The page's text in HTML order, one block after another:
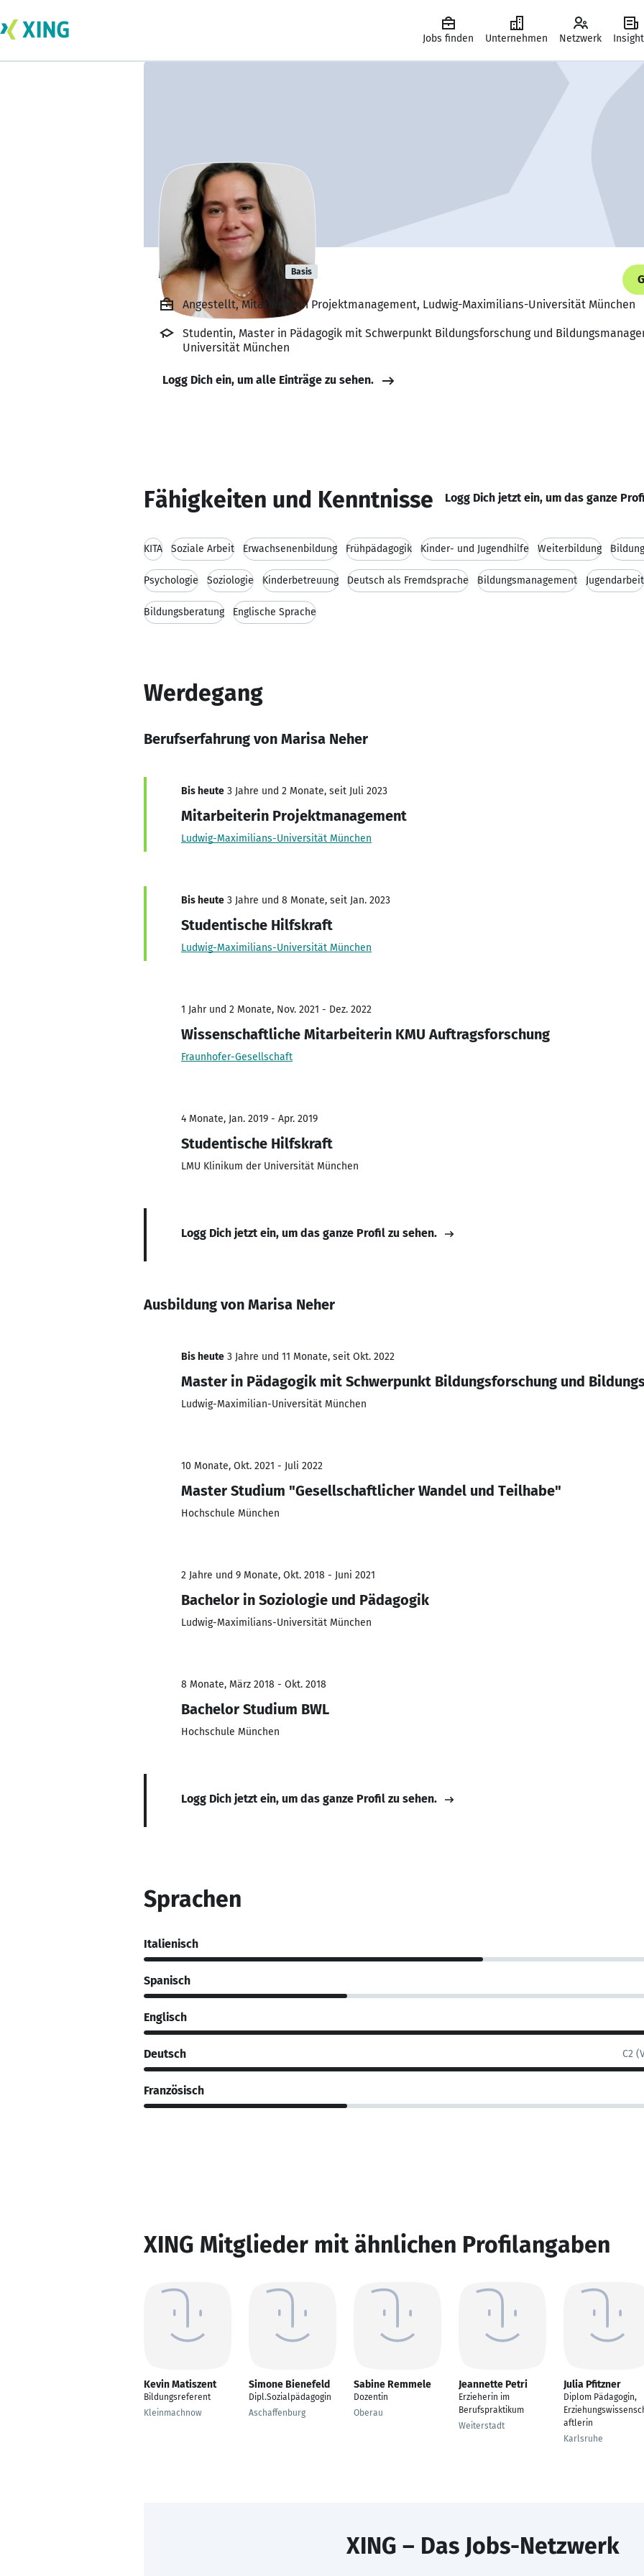
Jobs finden Unternehmen Netzwerk
Marisa Neher Basis
Angestellt, Mitarbeiterin Projektmanagement, Ludwig-Maximilians-Universität München
Studentin, Master in Pädagogik mit Schwerpunkt Bildungsforschung und
Universität München
Logg Dich ein, um alle Einträge zu sehen.
Fähigkeiten und Kenntnisse Logg Dich jetzt ein, um das ganze
KITA Soziale Arbeit Erwachsenenbildung Frühpädagogik Kinder- und Jugendhilfe Weiterbildung
Psychologie Soziologie Kinderbetreuung Deutsch als Fremdsprache Bildungsmanagement Jugendarbeit
Bildungsberatung Englische Sprache
Werdegang
Berufserfahrung von Marisa Neher
Bis heute 3 Jahre und 2 Monate, seit Juli 2023
Mitarbeiterin Projektmanagement
Ludwig-Maximilians-Universität München
Bis heute 3 Jahre und 8 Monate, seit Jan. 2023
Studentische Hilfskraft
Ludwig-Maximilians-Universität München
1 Jahr und 2 Monate, Nov. 2021 - Dez. 2022
Wissenschaftliche Mitarbeiterin KMU Auftragsforschung
Fraunhofer-Gesellschaft
4 Monate, Jan. 2019 - Apr. 2019
Studentische Hilfskraft
LMU Klinikum der Universität München
Logg Dich jetzt ein, um das ganze Profil zu sehen.
Ausbildung von Marisa Neher
Bis heute 3 Jahre und 11 Monate, seit Okt. 2022
Master in Pädagogik mit Schwerpunkt Bildungsforschung und
Ludwig-Maximilian-Universität München
10 Monate, Okt. 2021 - Juli 2022
Master Studium "Gesellschaftlicher Wandel und Teilhabe"
Hochschule München
2 Jahre und 9 Monate, Okt. 2018 - Juni 2021
Bachelor in Soziologie und Pädagogik
Ludwig-Maximilians-Universität München
8 Monate, März 2018 - Okt. 2018
Bachelor Studium BWL
Hochschule München
Logg Dich jetzt ein, um das ganze Profil zu sehen.
Sprachen
Italienisch
Spanisch
Englisch
Deutsch C2
Französisch
XING Mitglieder mit ähnlichen Profilangaben
Kevin Matiszent
Bildungsreferent
Kleinmachnow
Simone Bienefeld
Dipl.Sozialpädagogin
Aschaffenburg
Sabine Remmele
Dozentin
Oberau
Jeannette Petri
Erzieherin im
Berufspraktikum
Weiterstadt
Julia Pfitzner
Diplom Pädagogin,
aftlerin
Karlsruhe
XING – Das Jobs-Netzwerk